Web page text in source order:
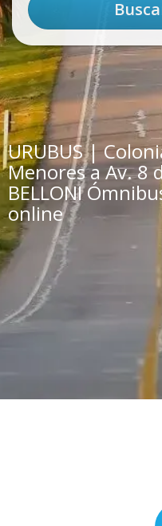
URUBUS |
Menores a Av. 8
BELLONI
online